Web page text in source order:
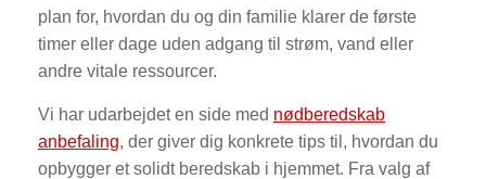
plan for, hvordan du og din familie klarer de første
timer eller dage uden adgang til strøm, vand eller
andre vitale ressourcer.
Vi har udarbejdet en side med nødberedskab
anbefaling, der giver dig konkrete tips til, hvordan du
opbygger et solidt beredskab i hjemmet. Fra valg af